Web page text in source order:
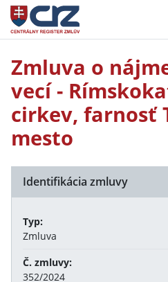
Zmluva o
vecí -
cirkev, farnosť
mesto
Identifikácia zmluvy
Typ:
Zmluva
Č. zmluvy:
352/2024